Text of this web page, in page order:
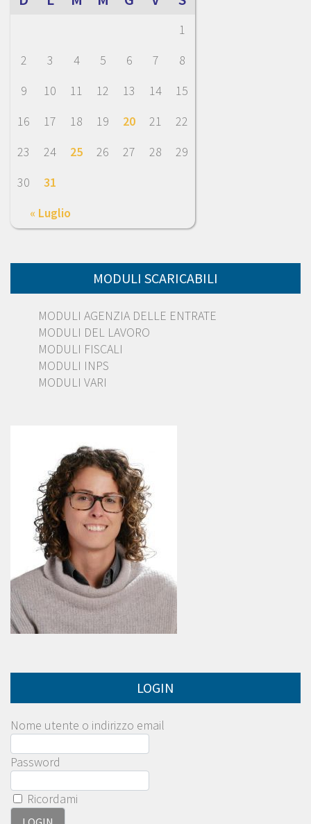
« Luglio
1
2
3 4 5 6 7
8
9
10 11 12 13 14
15
16
17 18 19 20 21
22
23
24 25 26 27 28
29
30
31
MODULI SCARICABILI
MODULI AGENZIA DELLE ENTRATE
MODULI DEL LAVORO
MODULI FISCALI
MODULI INPS
MODULI VARI
LOGIN
Nome utente o indirizzo email
Password
Ricordami